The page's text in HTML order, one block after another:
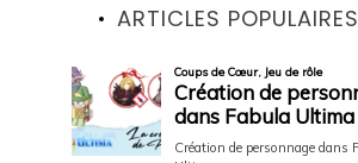
ARTICLES POPULAIRES